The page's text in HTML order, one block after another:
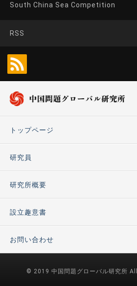
South China Sea Competition
RSS
トップページ
研究員
研究所概要
設立趣意書
お問い合わせ
© 2019 中国問題グローバル研究所